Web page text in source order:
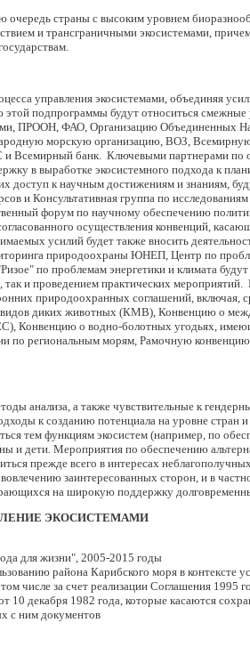
очередь страны с высоким уровнем
и трансграничными экосистемами,
управления экосистемами, объединяя
подпрограммы будут относиться
ПРООН, ФАО, Организацию Объединенных
морскую организацию, ВОЗ,
Всемирный банк. Ключевыми партнерами по
в выработке экосистемного подхода к
доступ к научным достижениям и знаниям,
и Консультативная группа по исследованиям
форум по научному обеспечению
осуществления конвенций,
усилий будет также вносить
природоохраны ЮНЕП, Центр по
по проблемам энергетики и климата
так и проведением практических
природоохранных соглашений, включая,
диких животных (КМВ), Конвенцию о
Конвенцию о водно-болотных угодьях,
по региональным морям, Рамочную
анализа, а также чувствительные к
к созданию потенциала на уровне
тем функциям экосистем (например, по
и дети. Мероприятия по обеспечению
прежде всего в интересах
заинтересованных сторон, и в
на широкую поддержку
ЭКОСИСТЕМАМИ
для жизни", 2005‑2015 годы
района Карибского моря в контексте
за счет реализации Соглашения 1995
декабря 1982 года, которые касаются
с ним документов